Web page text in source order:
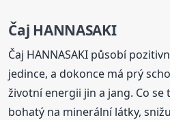
Čaj HANNASAKI
Čaj HANNASAKI působí
jedince, a dokonce má prý
životní energii jin a jang. Co se
bohatý na minerální látky,